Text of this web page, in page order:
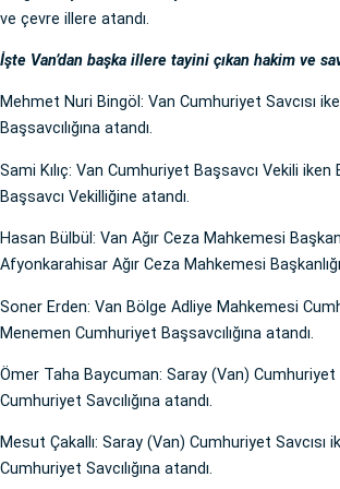
ve çevre illere atandı.
İşte Van’dan başka illere tayini çıkan hakim ve
Mehmet Nuri Bingöl: Van Cumhuriyet Savcısı
Başsavcılığına atandı.
Sami Kılıç: Van Cumhuriyet Başsavcı Vekili
Başsavcı Vekilliğine atandı.
Hasan Bülbül: Van Ağır Ceza Mahkemesi
Afyonkarahisar Ağır Ceza Mahkemesi
Soner Erden: Van Bölge Adliye Mahkemesi
Menemen Cumhuriyet Başsavcılığına atandı.
Ömer Taha Baycuman: Saray (Van) Cumhuriyet
Cumhuriyet Savcılığına atandı.
Mesut Çakallı: Saray (Van) Cumhuriyet Savcısı
Cumhuriyet Savcılığına atandı.